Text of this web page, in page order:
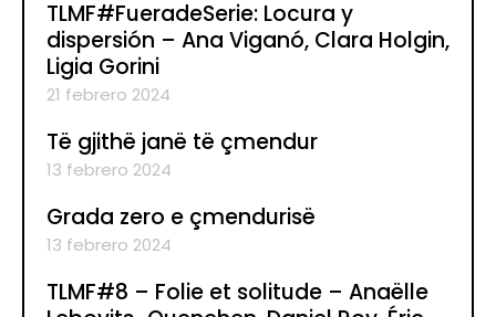
TLMF#FueradeSerie: Locura y
dispersión – Ana Viganó, Clara Holgin,
Ligia Gorini
21 febrero 2024
Të gjithë janë të çmendur
13 febrero 2024
Grada zero e çmendurisë
13 febrero 2024
TLMF#8 – Folie et solitude – Anaëlle